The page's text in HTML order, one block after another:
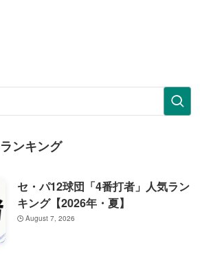
ンキング
セ・パ12球団「4番打者」人気ラン
キング【2026年・夏】
August 7, 2026